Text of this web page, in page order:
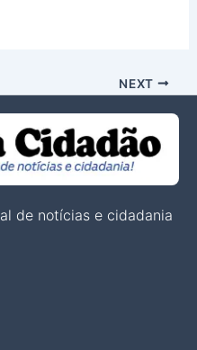
NEXT
de notícias e cidadania